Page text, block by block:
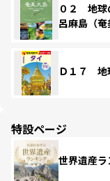
０２ 地
呂麻島（
Ｄ１７ 地
特設ページ
世界遺産